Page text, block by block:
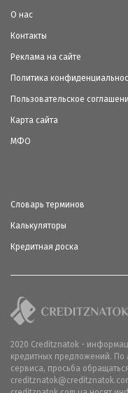
О нас
Контакты
Реклама на сайте
Политика
Пользовательское
Карта сайта
МФО
Словарь терминов
Калькуляторы
Кредитная доска
2020 Creditznatok -
кредитных предложений.
сервиса, просьба